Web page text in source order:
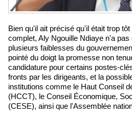
Bien qu'il ait précisé qu'il était trop tôt pour dresser un bilan
complet, Aly Ngouille Ndiaye n'a
plusieurs faiblesses du
pointé du doigt la promesse non
candidature pour certains postes-
fronts par les dirigeants, et la
institutions comme le Haut Conseil
(HCCT), le Conseil Économique,
(CESE), ainsi que l'Assemblée